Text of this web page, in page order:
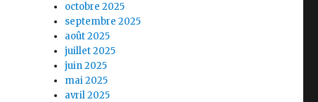
octobre 2025
septembre 2025
août 2025
juillet 2025
juin 2025
mai 2025
avril 2025